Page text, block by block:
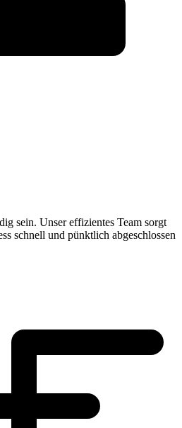
sein. Unser effizientes Team sorgt
schnell und pünktlich abgeschlossen